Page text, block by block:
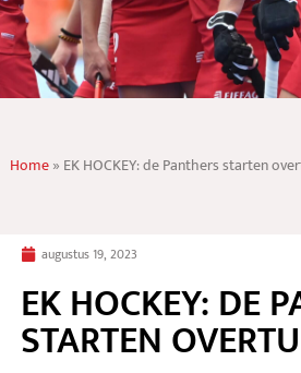
Home» EK HOCKEY: de Panthers starten
augustus 19, 2023
EK HOCKEY: DE
STARTEN